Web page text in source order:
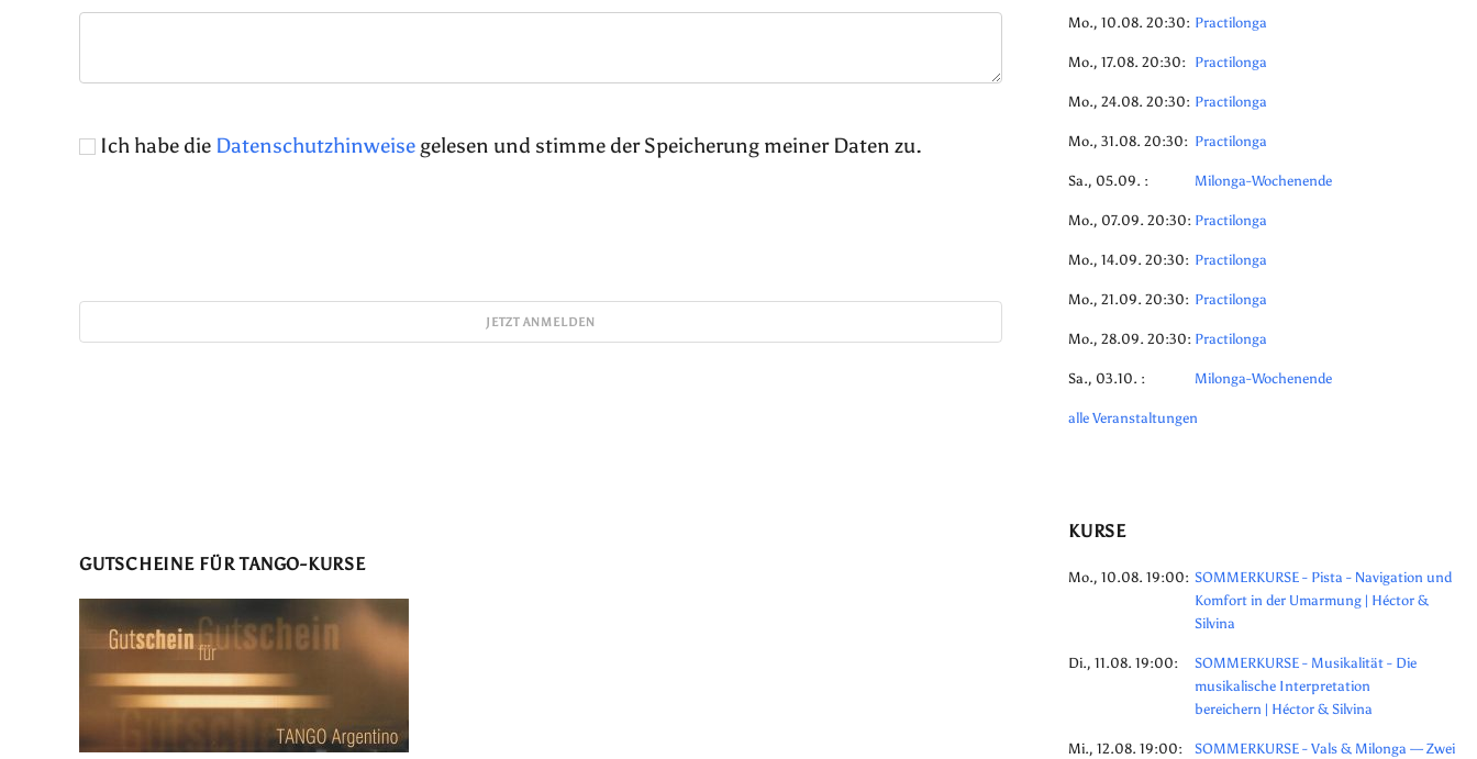
Ich habe die Datenschutzhinweise gelesen und stimme der Speicherung meiner Daten zu.
GUTSCHEINE FÜR TANGO-KURSE
Mo., 10.08. 20:30: Practilonga
Mo., 17.08. 20:30: Practilonga
Mo., 24.08. 20:30: Practilonga
Mo., 31.08. 20:30: Practilonga
Sa., 05.09. : Milonga-Wochenende
Mo., 07.09. 20:30: Practilonga
Mo., 14.09. 20:30: Practilonga
Mo., 21.09. 20:30: Practilonga
Mo., 28.09. 20:30: Practilonga
Sa., 03.10. : Milonga-Wochenende
alle Veranstaltungen
KURSE
Mo., 10.08. 19:00: SOMMERKURSE - Pista - Navigation und
Komfort in der Umarmung | Héctor &
Silvina
Di., 11.08. 19:00:
SOMMERKURSE - Musikalität - Die
musikalische Interpretation
bereichern | Héctor & Silvina
Mi., 12.08. 19:00:
SOMMERKURSE - Vals & Milonga — Zwei